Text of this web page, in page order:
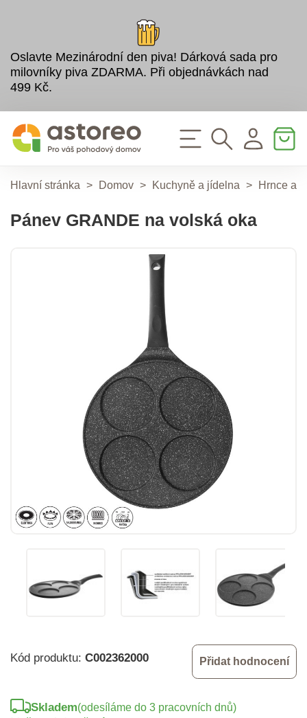
Oslavte Mezinárodní den piva! Dárková sada pro
milovníky piva ZDARMA. Při objednávkách nad
499 Kč.
Hlavní stránka > Domov > Kuchyně a jídelna > Hrnce a
Pánev GRANDE na volská oka
Kód produktu: C002362000 Přidat hodnocení
Skladem(odesíláme do 3 pracovních dnů)